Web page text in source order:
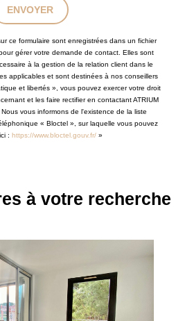
ENVOYER
ce formulaire sont enregistrées dans un fichier
gérer votre demande de contact. Elles sont
à la gestion de la relation client dans le
applicables et sont destinées à nos conseillers
et libertés », vous pouvez exercer votre droit
et les faire rectifier en contactant ATRIUM
vous informons de l'existence de la liste
« Bloctel », sur laquelle vous pouvez
: https://www.bloctel.gouv.fr/»
à votre recherche